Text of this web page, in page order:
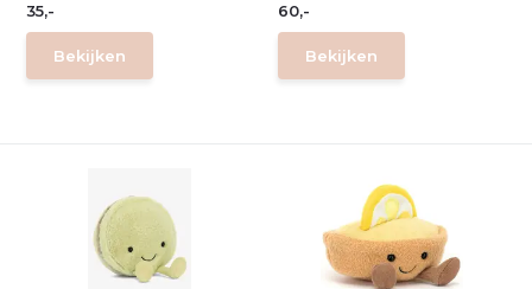
35,-
Bekijken
60,-
Bekijken